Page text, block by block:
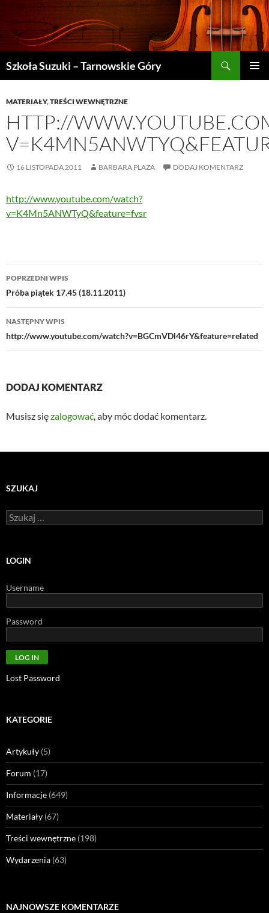
Szkoła Suzuki – Tarnowskie Góry
TREŚCI
MATERIAŁY,TREŚCI WEWNĘTRZNE
HTTP://
16 LISTOPADA 2011 BARBARA PLAZA DODAJ KOMENTARZ
http://www.youtube.com/watch?
v=K4Mn5ANWTyQ&feature=fvsr
Nawigacja
wpisu
POPRZEDNI WPIS
Próba piątek 17.45 (18.11.2011)
NASTĘPNY WPIS
http://www.youtube.com/watch?v=BGCmVDl46rY&feature=related
DODAJ KOMENTARZ
Musisz sięzalogować, aby móc dodać komentarz.
SZUKAJ
Szukaj:
LOGIN
Username
Password
Lost Password
KATEGORIE
Artykuły (5)
Forum (17)
Informacje (649)
Materiały (67)
Treści wewnętrzne (198)
Wydarzenia (63)
NAJNOWSZE KOMENTARZE